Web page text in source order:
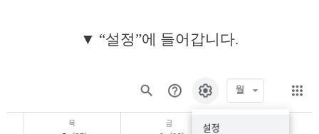
▼ “설정”에 들어갑니다.